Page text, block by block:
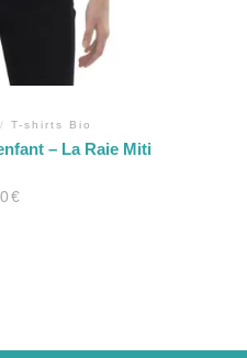
/ T-shirts Bio
– La Raie Miti
€